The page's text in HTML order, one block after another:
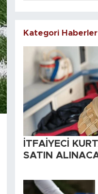
Kategori Haberler
İTFAİYECİ
SATIN